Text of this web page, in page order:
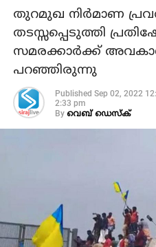
തുറമുഖ നിര്‍മാണ
തടസ്സപ്പെടുത്തി
സമരക്കാര്‍ക്ക്
പറഞ്ഞിരുന്നു
Published Sep 02, 2022
2:33 pm
By വെബ് ഡെസ്‌ക്